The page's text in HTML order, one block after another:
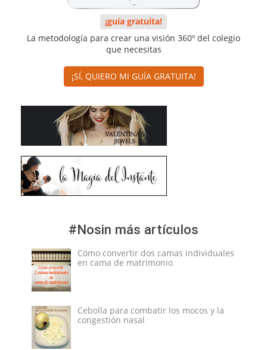
¡guía gratuita!
La metodología para crear una visión 360º del colegio
que necesitas
¡SÍ, QUIERO MI GUÍA GRATUITA!
#Nosin más artículos
Cómo convertir dos camas individuales
en cama de matrimonio
Cebolla para combatir los mocos y la
congestión nasal